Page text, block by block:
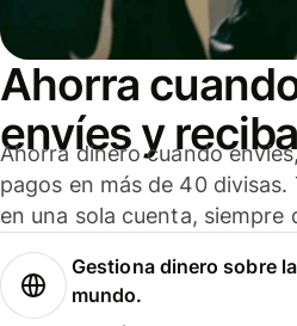
Ahorra
envíes y
Ahorra dinero cuando
pagos en más de 40
en una sola cuenta, siempre
Gestiona dinero sobre
mundo.